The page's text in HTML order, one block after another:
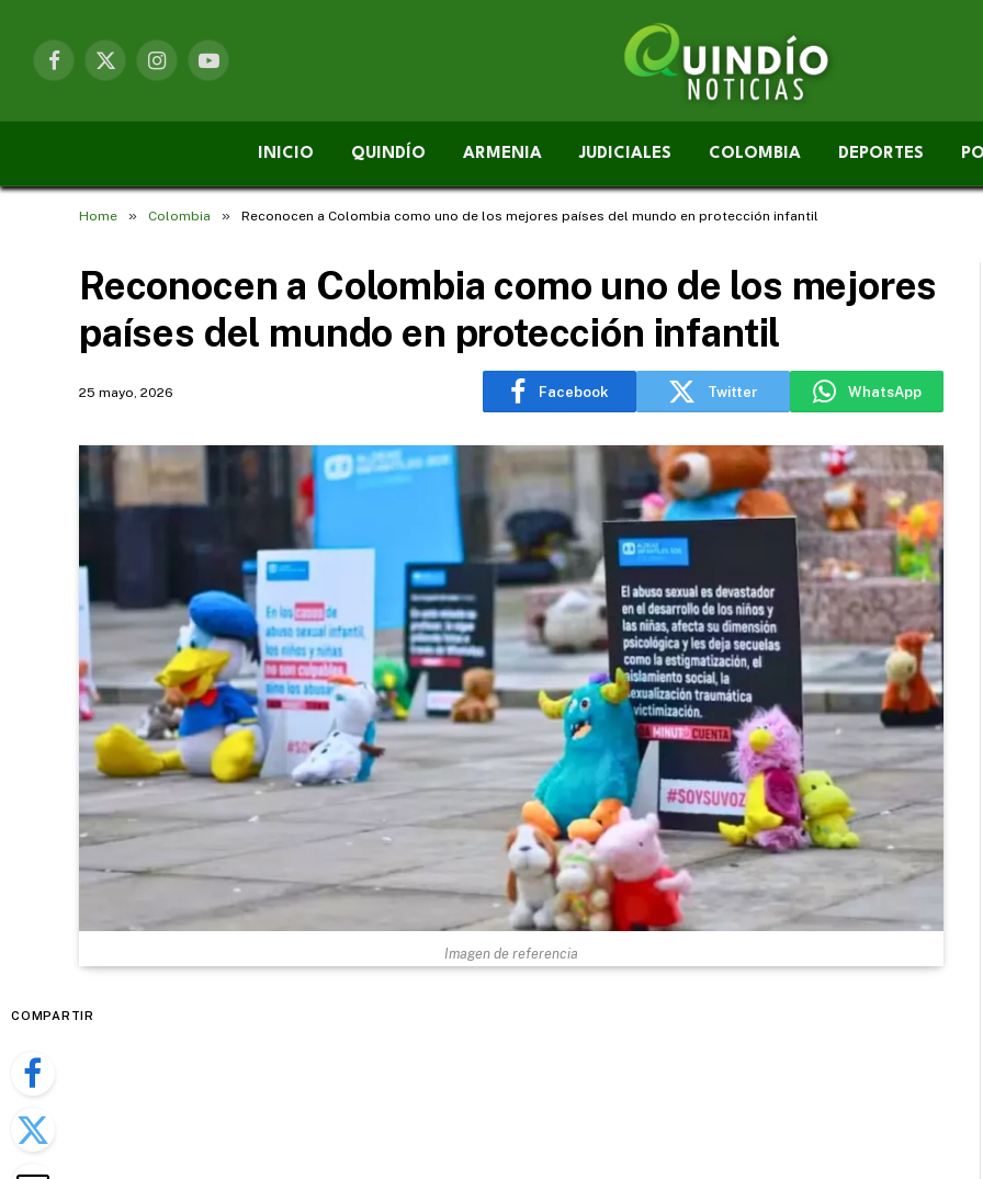
Facebook
X
InstagramYouTube
INICIO QUINDÍO ARMENIA JUDICIALES COLOMBIA DEPORTES
Home » Colombia » Reconocen a Colombia como uno de los mejores países del mundo en protección infantil
Reconocen a Colombia como uno de los mejores
países del mundo en protección infantil
25 mayo, 2026 Facebook Twitter WhatsApp
Imagen de referencia
COMPARTIR